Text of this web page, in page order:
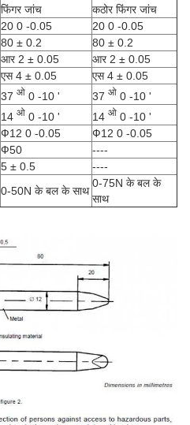
फिंगर जांच
कठोर फिंगर जांच
20 0 -0.05
20 0 -0.05
80 ± 0.2
80 ± 0.2
आर 2 ± 0.05
आर 2 ± 0.05
एस 4 ± 0.05
एस 4 ± 0.05
37 ओ 0 -10 ' 37 ओ 0 -10 '
14 ओ 0 -10 ' 14 ओ 0 -10 '
Ф12 0 -0.05
Ф12 0 -0.05
Ф50
----
5 ± 0.5
----
0-50N के बल के साथ
0-75N के बल के
साथ